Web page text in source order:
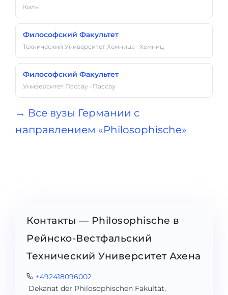
Киль
Философский Факультет
Технический Университет Хемница · Хемниц
Философский Факультет
Университет Пассау · Пассау
→ Все вузы Германии с
направлением «Philosophische»
Контакты — Philosophische в
Рейнско-Вестфальский
Технический Университет Ахена
+492418096002
Dekanat der Philosophischen Fakultät,